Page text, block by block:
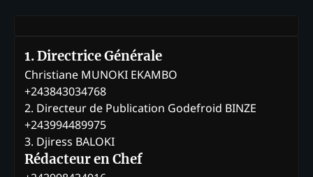
1. Directrice Générale
Christiane MUNOKI EKAMBO
+243843034768
2. Directeur de Publication Godefroid BINZE
+243994489975
3. Djiress BALOKI
Rédacteur en Chef